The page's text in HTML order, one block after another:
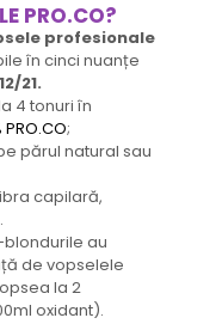
PRO.CO?
profesionale
în cinci nuanțe
21.
4 tonuri în
;
părul natural sau
capilară,
au
de vopselele
la 2
oxidant).